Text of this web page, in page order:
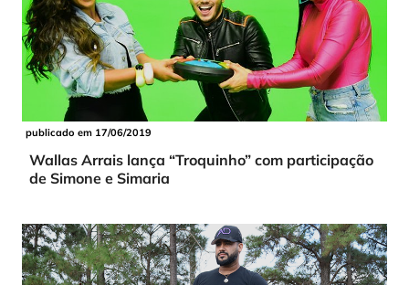
publicado em 17/06/2019
Wallas Arrais lança “Troquinho” com participação
de Simone e Simaria